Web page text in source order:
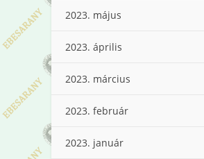
2023. május
2023. április
2023. március
2023. február
2023. január